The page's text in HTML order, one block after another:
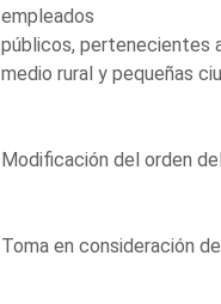
empleados
públicos, pertenecientes
medio rural y pequeñas
Modificación del orden del
Toma en consideración